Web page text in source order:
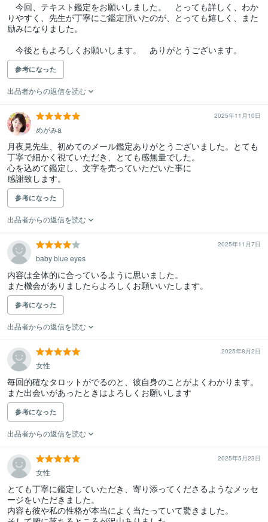
今回、テキスト鑑定をお願いしました。　とっても詳しく、わか
りやすく、先生が丁寧にご鑑定頂いたのが、とっても嬉しく、また
励みになりました。
今後ともよろしくお願いします。　ありがとうございます。
参考になった
出品者からの返信を読む
2025年11月10日
めがみa
月夜見先生、初めてのメール鑑定ありがとうございました。とても
丁寧で細かく視ていただき、とても感無量でした。
心を込めて鑑定し、文字を売っていただいた事に
参考になった
出品者からの返信を読む
2025年11月7日
baby blue eyes
内容は全体的に合っているように思いました。
また機会がありましたらよろしくお願いいたします。
参考になった
出品者からの返信を読む
2025年8月2日
女性
毎回的確なタロットがでるのと、彼自身のことがよくわかります。
また出会いがあったときはよろしくお願いします
参考になった
出品者からの返信を読む
2025年5月23日
女性
とても丁寧に鑑定していただき、寄り添ってくださるようなメッセ
ージをいただきました。
内容も彼や私の性格が本当によく当たっていて驚きました。